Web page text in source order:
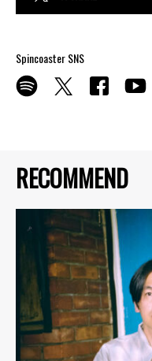
RECOMMEND
Spincoaster SNS